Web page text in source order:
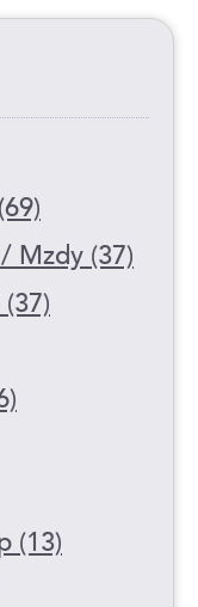
Mzdy (37)
(13)